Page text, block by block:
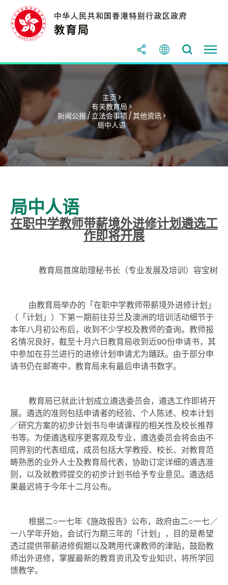
主页 >
有关教育局 >
新闻公报 / 立法会事项 / 其他资讯 >
局中人语
局中人语
在职中学教师带薪境外进修计划遴选工
作即将开展
教育局首席助理秘书长（专业发展及培训）容宝树
由教育局举办的「在职中学教师带薪境外进修计划」
（「计划」）下第一期前往芬兰及澳洲的培训活动细节于
本年八月初公布后，收到不少学校及教师的查询。教师报
名情况良好，截至十月六日教育局收到近90份申请书，其
中参加在芬兰进行的进修计划申请尤为踊跃。由于部分申
请书仍在邮寄中，教育局未有最后申请书数字。
教育局已就此计划成立遴选委员会，遴选工作即将开
展。遴选的准则包括申请者的经验、个人陈述、校本计划
／研究方案的初步计划书与申请课程的相关性及校长推荐
书等。为使遴选程序更客观及专业，遴选委员会将会由不
同界别的代表组成，成员包括大学教授、校长、对教育范
畴熟悉的业外人士及教育局代表，协助订定详细的遴选准
则，以及就教师提交的初步计划书给予专业意见。遴选结
果最迟将于今年十二月公布。
根据二○一七年《施政报告》公布，政府由二○一七／
一八学年开始，会试行为期三年的「计划」，目的是希望
透过提供带薪进修假期以及聘用代课教师的津贴，鼓励教
师出外进修，掌握最新的教育资讯及专业知识，将所学回
馈教学。